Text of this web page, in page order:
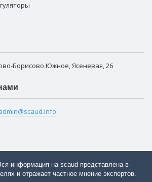
Борисово Южное, Ясеневая, 26
информация на scaud представлена в
и отражает частное мнение экспертов.